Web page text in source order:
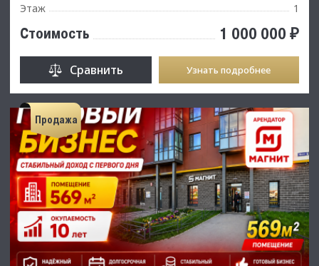
Этаж
1
Стоимость 1 000 000 ₽
Сравнить Узнать подробнее
Продажа